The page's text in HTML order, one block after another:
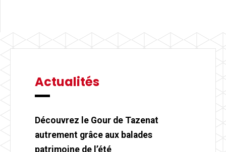
Actualités
Découvrez le Gour de Tazenat
autrement grâce aux balades
patrimoine de l’été